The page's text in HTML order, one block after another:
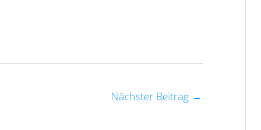
Nächster Beitrag →